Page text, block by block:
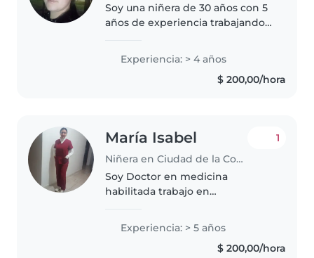
Soy una niñera de 30 años con 5
años de experiencia trabajando
conocimientos en primeros
auxilios y experiencia cuidando a
Experiencia: > 4 años
$ 200,00/hora
María Isabel
Niñera en Ciudad de la Costa
1
Soy Doctor en medicina
habilitada trabajo en
semana, y necesito otro trabajo
en la semana. Trabaje en servicio
de acompañante de adulto y me
Experiencia: > 5 años
$ 200,00/hora